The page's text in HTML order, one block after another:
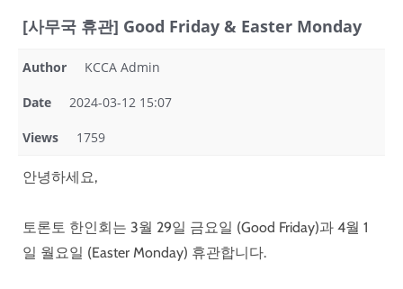
[사무국 휴관] Good Friday & Easter Monday
Author KCCA Admin
Date 2024-03-12 15:07
Views 1759
안녕하세요,
토론토 한인회는 3월 29일 금요일 (Good Friday)과 4월 1
일 월요일 (Easter Monday) 휴관합니다.